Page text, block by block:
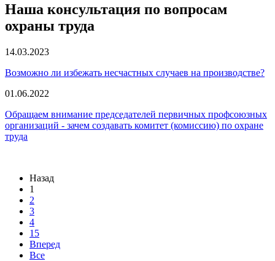
Наша консультация по вопросам
охраны труда
14.03.2023
Возможно ли избежать несчастных случаев на производстве?
01.06.2022
Обращаем внимание председателей первичных профсоюзных
организаций - зачем создавать комитет (комиссию) по охране
труда
Назад
1
2
3
4
15
Вперед
Все